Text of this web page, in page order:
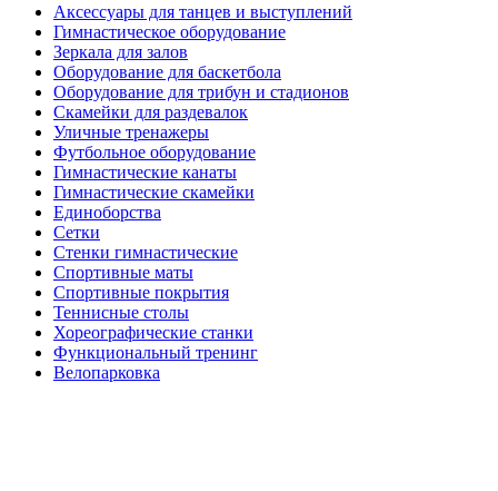
Аксессуары для танцев и выступлений
Гимнастическое оборудование
Зеркала для залов
Оборудование для баскетбола
Оборудование для трибун и стадионов
Скамейки для раздевалок
Уличные тренажеры
Футбольное оборудование
Гимнастические канаты
Гимнастические скамейки
Единоборства
Сетки
Стенки гимнастические
Спортивные маты
Спортивные покрытия
Теннисные столы
Хореографические станки
Функциональный тренинг
Велопарковка